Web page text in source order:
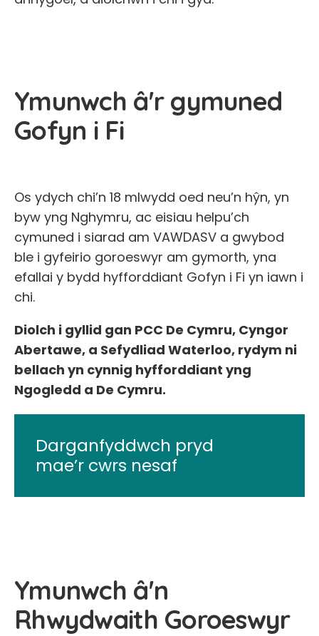
Ymunwch â'r gymuned
Gofyn i Fi
Os ydych chi’n 18 mlwydd oed neu’n hŷn, yn
byw yng Nghymru, ac eisiau helpu’ch
cymuned i siarad am VAWDASV a gwybod
ble i gyfeirio goroeswyr am gymorth, yna
efallai y bydd hyfforddiant Gofyn i Fi yn iawn i
chi.
Diolch i gyllid gan PCC De Cymru, Cyngor
Abertawe, a Sefydliad Waterloo, rydym ni
bellach yn cynnig hyfforddiant yng
Ngogledd a De Cymru.
Darganfyddwch pryd
mae’r cwrs nesaf
Ymunwch â'n
Rhwydwaith Goroeswyr